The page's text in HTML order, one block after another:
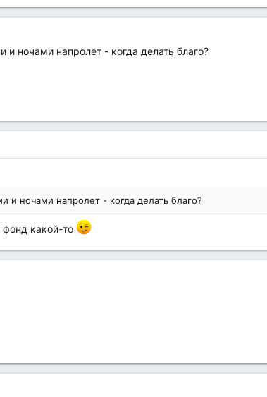
и ночами напролет - когда делать благо?
и ночами напролет - когда делать благо?
фонд какой-то